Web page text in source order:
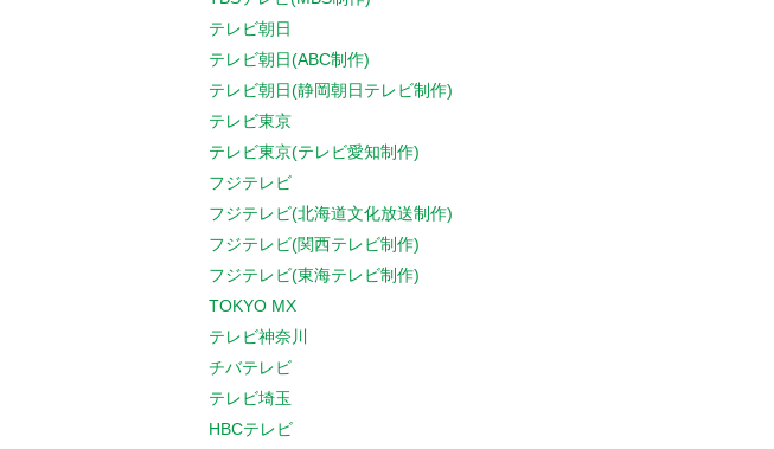
テレビ朝日
テレビ朝日(ABC制作)
テレビ朝日(静岡朝日テレビ制作)
テレビ東京
テレビ東京(テレビ愛知制作)
フジテレビ
フジテレビ(北海道文化放送制作)
フジテレビ(関西テレビ制作)
フジテレビ(東海テレビ制作)
TOKYO MX
テレビ神奈川
チバテレビ
テレビ埼玉
HBCテレビ